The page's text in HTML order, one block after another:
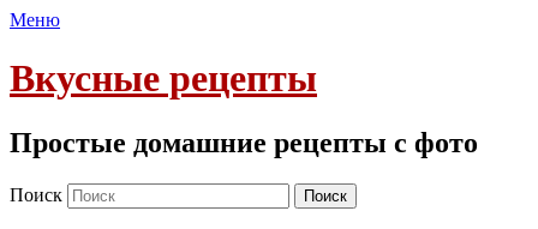
Меню
Вкусные рецепты
Простые домашние рецепты с фото
Поиск